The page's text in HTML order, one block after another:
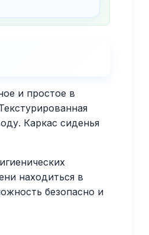
и простое в
Каркас сиденья
находиться в
безопасно и